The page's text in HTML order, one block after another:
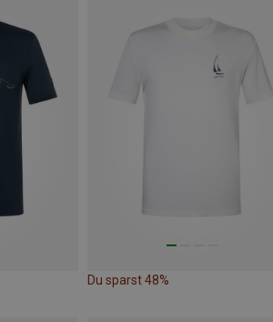
Du sparst 48%